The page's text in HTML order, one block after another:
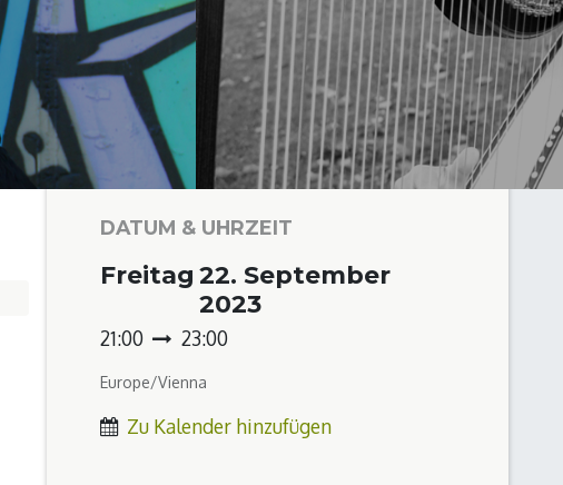
DATUM & UHRZEIT
Freitag 22. September
2023
21:00 23:00
Europe/Vienna
Zu Kalender hinzufügen